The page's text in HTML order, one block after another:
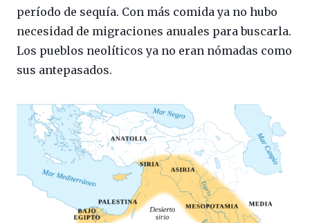
período de sequía. Con más comida ya no hubo
necesidad de migraciones anuales para buscarla.
Los pueblos neolíticos ya no eran nómadas como
sus antepasados.